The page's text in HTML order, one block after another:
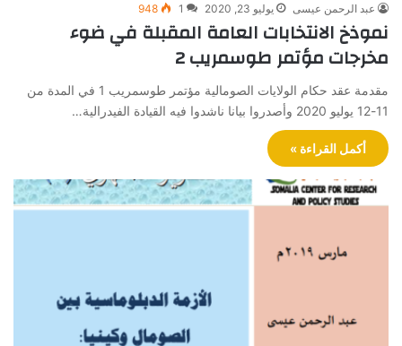
عبد الرحمن عيسى يوليو 23, 2020 1
948
نموذخ الانتخابات العامة المقبلة في ضوء
مخرجات مؤتمر طوسمريب 2
مقدمة عقد حكام الولايات الصومالية مؤتمر طوسمريب 1 في المدة من
11-12 يوليو 2020 وأصدروا بيانا ناشدوا فيه القيادة الفيدرالية…
أكمل القراءة »